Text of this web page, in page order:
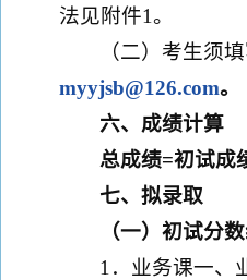
法见附件1。
（二）考生须
myyjsb@126.com。
六、成绩计算
总成绩=初试成
七、拟录取
（一）初试分
1．业务课一、